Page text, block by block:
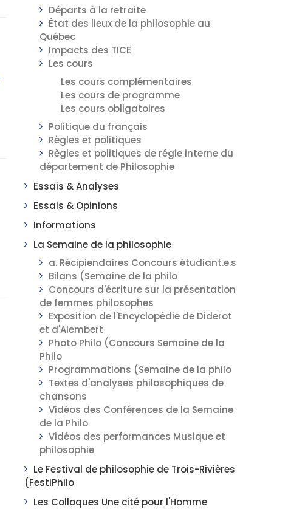
Départs à la retraite
État des lieux de la philosophie au
Québec
Impacts des TICE
Les cours
Les cours complémentaires
Les cours de programme
Les cours obligatoires
Politique du français
Règles et politiques
Règles et politiques de régie interne du
département de Philosophie
Essais & Analyses
Essais & Opinions
Informations
La Semaine de la philosophie
a. Récipiendaires Concours étudiant.e.s
Bilans (Semaine de la philo
Concours d'écriture sur la présentation
de femmes philosophes
Exposition de l'Encyclopédie de Diderot
et d'Alembert
Photo Philo (Concours Semaine de la
Philo
Programmations (Semaine de la philo
Textes d'analyses philosophiques de
chansons
Vidéos des Conférences de la Semaine
de la Philo
Vidéos des performances Musique et
philosophie
Le Festival de philosophie de Trois-Rivières
(FestiPhilo
Les Colloques Une cité pour l'Homme